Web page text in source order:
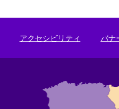
アクセシビリティ バナ